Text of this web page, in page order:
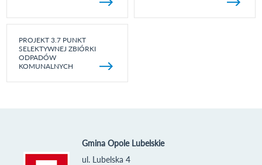
PROJEKT 3.7 PUNKT
SELEKTYWNEJ ZBIÓRKI
ODPADÓW
KOMUNALNYCH
Gmina Opole Lubelskie
ul. Lubelska 4